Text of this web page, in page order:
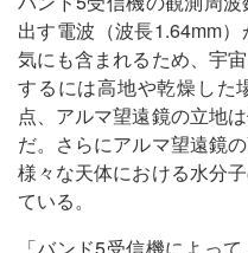
出す電波（波長1.64mm
気にも含まれるため、宇
するには高地や乾燥した
点、アルマ望遠鏡の立地
だ。さらにアルマ望遠鏡
様々な天体における水分
ている。